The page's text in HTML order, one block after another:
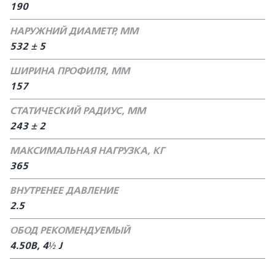
190
НАРУЖНИЙ ДИАМЕТР, ММ
532 ± 5
ШИРИНА ПРОФИЛЯ, ММ
157
СТАТИЧЕСКИЙ РАДИУС, ММ
243 ± 2
МАКСИМАЛЬНАЯ НАГРУЗКА, КГ
365
ВНУТРЕНЕЕ ДАВЛЕНИЕ
2.5
ОБОД РЕКОМЕНДУЕМЫЙ
4.50В, 4½ J